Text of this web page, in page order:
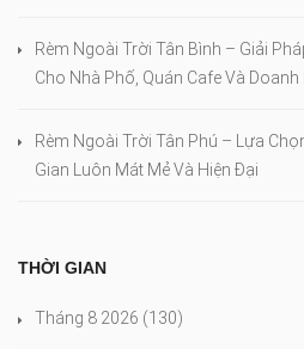
Rèm Ngoài Trời Tân Bình – Giải
Cho Nhà Phố, Quán Cafe Và Doanh
Rèm Ngoài Trời Tân Phú – Lựa
Gian Luôn Mát Mẻ Và Hiện Đại
THỜI GIAN
Tháng 8 2026 (130)